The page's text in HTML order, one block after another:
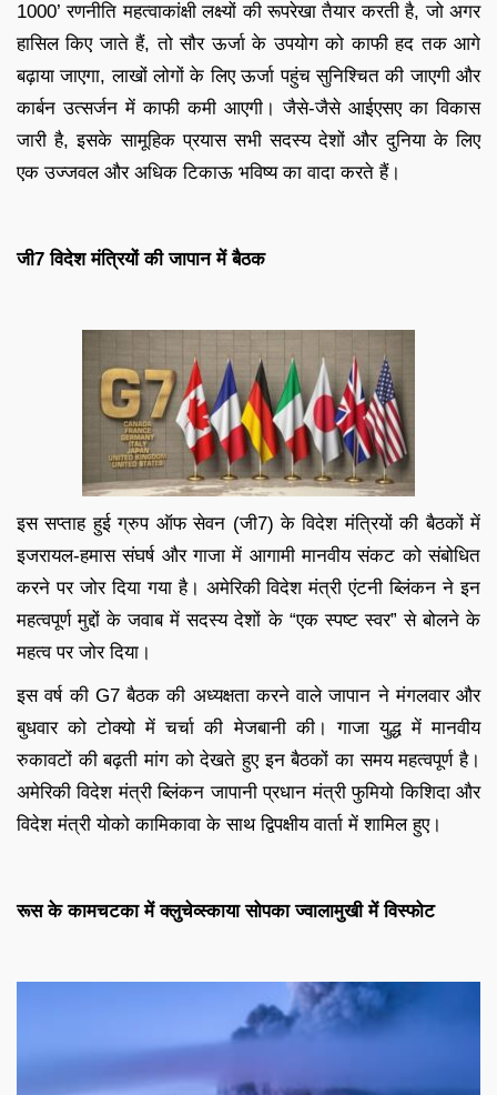
1000’ रणनीति महत्वाकांक्षी लक्ष्यों की रूपरेखा तैयार करती है, जो अगर
हासिल किए जाते हैं, तो सौर ऊर्जा के उपयोग को काफी हद तक आगे
बढ़ाया जाएगा, लाखों लोगों के लिए ऊर्जा पहुंच सुनिश्चित की जाएगी और
कार्बन उत्सर्जन में काफी कमी आएगी। जैसे-जैसे आईएसए का विकास
जारी है, इसके सामूहिक प्रयास सभी सदस्य देशों और दुनिया के लिए
एक उज्जवल और अधिक टिकाऊ भविष्य का वादा करते हैं।
जी7 विदेश मंत्रियों की जापान में बैठक
इस सप्ताह हुई ग्रुप ऑफ सेवन (जी7) के विदेश मंत्रियों की बैठकों में
इजरायल-हमास संघर्ष और गाजा में आगामी मानवीय संकट को संबोधित
करने पर जोर दिया गया है। अमेरिकी विदेश मंत्री एंटनी ब्लिंकन ने इन
महत्वपूर्ण मुद्दों के जवाब में सदस्य देशों के “एक स्पष्ट स्वर” से बोलने के
महत्व पर जोर दिया।
इस वर्ष की G7 बैठक की अध्यक्षता करने वाले जापान ने मंगलवार और
बुधवार को टोक्यो में चर्चा की मेजबानी की। गाजा युद्ध में मानवीय
रुकावटों की बढ़ती मांग को देखते हुए इन बैठकों का समय महत्वपूर्ण है।
अमेरिकी विदेश मंत्री ब्लिंकन जापानी प्रधान मंत्री फुमियो किशिदा और
विदेश मंत्री योको कामिकावा के साथ द्विपक्षीय वार्ता में शामिल हुए।
रूस के कामचटका में क्लुचेव्स्काया सोपका ज्वालामुखी में विस्फोट